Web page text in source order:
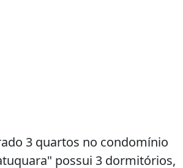
3 quartos no condomínio
possui 3 dormitórios,